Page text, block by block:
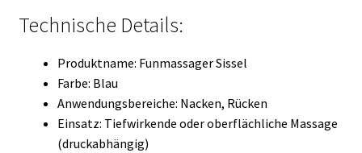
Technische Details:
Produktname: Funmassager Sissel
Farbe: Blau
Anwendungsbereiche: Nacken, Rücken
Einsatz: Tiefwirkende oder oberflächliche Massage
(druckabhängig)